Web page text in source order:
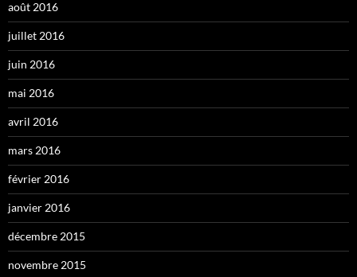
août 2016
juillet 2016
juin 2016
mai 2016
avril 2016
mars 2016
février 2016
janvier 2016
décembre 2015
novembre 2015